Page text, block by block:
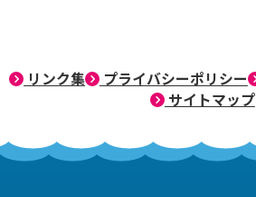
リンク集 プライバシーポリシー
サイトマップ